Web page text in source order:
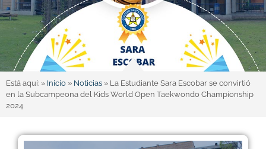
Está aquí: » Inicio » Noticias » La Estudiante Sara Escobar se convirtió
en la Subcampeona del Kids World Open Taekwondo Championship
2024